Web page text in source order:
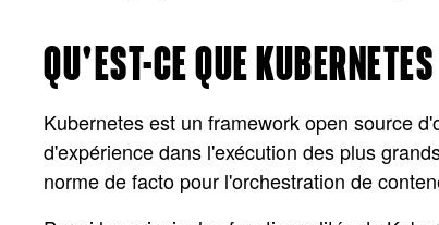
QU'EST-CE QUE
Kubernetes est un framework open source
d'expérience dans l'exécution des plus
norme de facto pour l'orchestration de